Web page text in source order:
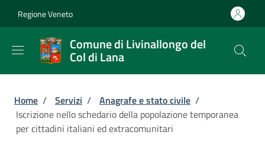
Regione Veneto
Comune di Livinallongo del
Col di Lana
Briciole di pane
Home / Servizi / Anagrafe e stato civile /
Iscrizione nello schedario della popolazione temporanea
per cittadini italiani ed extracomunitari